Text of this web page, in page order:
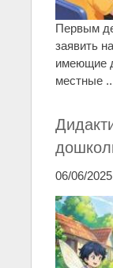
Первым
заявить
имеющие
местные
06/06/2025